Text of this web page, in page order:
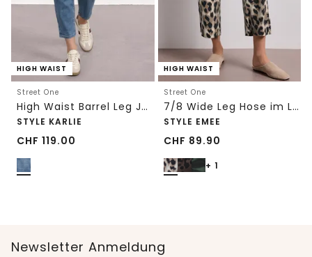
HIGH WAIST
Street One
High Waist Barrel Leg Jeans im Loose Fit
STYLE KARLIE
CHF 119.00
HIGH WAIST
Street One
7/8 Wide Leg Hose im Loose Fit mit Print
STYLE EMEE
CHF 89.90
+ 1
Newsletter Anmeldung